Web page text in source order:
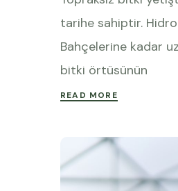
tarihe sahiptir.
Bahçelerine kadar
bitki örtüsünün
READ MORE